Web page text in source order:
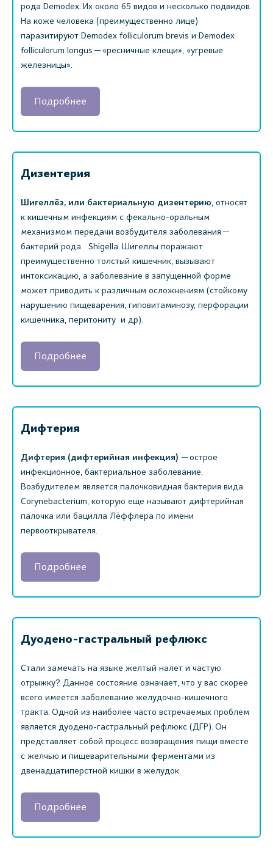
рода Demodex. Их около 65 видов и несколько подвидов.
На коже человека (преимущественно лице)
паразитируют Demodex folliculorum brevis и Demodex
folliculorum longus — «ресничные клещи», «угревые
железницы».
Подробнее
Дизентерия
Шигеллёз, или бактериальную дизентерию, относят
к кишечным инфекциям с фекально-оральным
механизмом передачи возбудителя заболевания —
бактерий рода Shigella. Шигеллы поражают
преимущественно толстый кишечник, вызывают
интоксикацию, а заболевание в запущенной форме
может приводить к различным осложнениям (стойкому
нарушению пищеварения, гиповитаминозу, перфорации
кишечника, перитониту и др).
Подробнее
Дифтерия
Дифтерия (дифтерийная инфекция) — острое
инфекционное, бактериальное заболевание.
Возбудителем является палочковидная бактерия вида
Corynebacterium, которую еще называют дифтерийная
палочка или бацилла Лёффлера по имени
первооткрывателя.
Подробнее
Дуодено-гастральный рефлюкс
Стали замечать на языке желтый налет и частую
отрыжку? Данное состояние означает, что у вас скорее
всего имеется заболевание желудочно-кишечного
тракта. Одной из наиболее часто встречаемых проблем
является дуодено-гастральный рефлюкс (ДГР). Он
представляет собой процесс возвращения пищи вместе
с желчью и пищеварительными ферментами из
двенадцатиперстной кишки в желудок.
Подробнее